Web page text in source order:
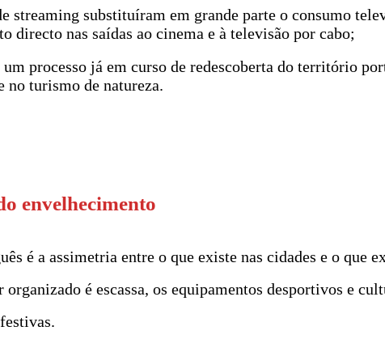
streaming substituíram em grande parte o consumo
directo nas saídas ao cinema e à televisão por cabo;
processo já em curso de redescoberta do território
no turismo de natureza.
envelhecimento
é a assimetria entre o que existe nas cidades e o que
é escassa, os equipamentos desportivos e